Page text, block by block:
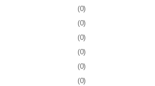
(0)
(0)
(0)
(0)
(0)
(0)